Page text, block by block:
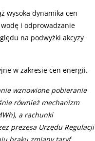
wysoka dynamika cen
i odprowadzanie
na podwyżki akcyzy
w zakresie cen energii.
wznowione pobieranie
również mechanizm
a rachunki
prezesa Urzędu Regulacji